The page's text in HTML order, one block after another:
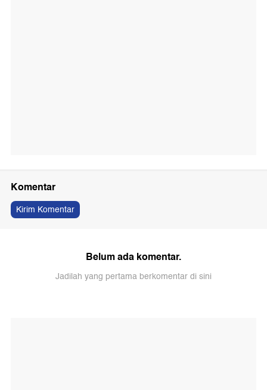
Komentar
Kirim Komentar
Belum ada komentar.
Jadilah yang pertama berkomentar di sini